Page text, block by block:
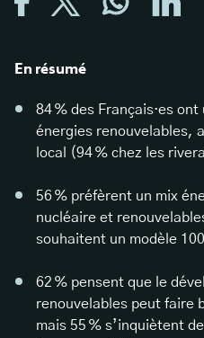
En résumé
84 % des Français·es
énergies renouvelables,
local (94 % chez les
56 % préfèrent un mix
nucléaire et
souhaitent un modèle
62 % pensent que le
renouvelables peut faire
mais 55 % s’inquiètent